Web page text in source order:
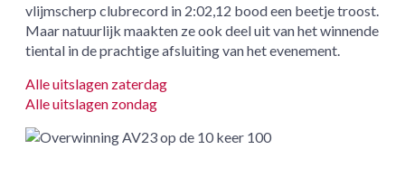
vlijmscherp clubrecord in 2:02,12 bood een beetje troost.
Maar natuurlijk maakten ze ook deel uit van het winnende
tiental in de prachtige afsluiting van het evenement.
Alle uitslagen zaterdag
Alle uitslagen zondag